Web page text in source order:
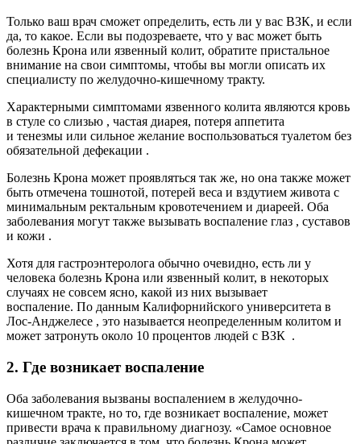
Только ваш врач сможет определить, есть ли у вас ВЗК, и если
да, то какое. Если вы подозреваете, что у вас может быть
болезнь Крона или язвенный колит, обратите пристальное
внимание на свои симптомы, чтобы вы могли описать их
специалисту по желудочно-кишечному тракту.
Характерными симптомами язвенного колита являются кровь
в стуле со слизью , частая диарея, потеря аппетита
и тенезмы или сильное желание воспользоваться туалетом без
обязательной дефекации .
Болезнь Крона может проявляться так же, но она также может
быть отмечена тошнотой, потерей веса и вздутием живота с
минимальным ректальным кровотечением и диареей. Оба
заболевания могут также вызывать воспаление глаз , суставов
и кожи .
Хотя для гастроэнтеролога обычно очевидно, есть ли у
человека болезнь Крона или язвенный колит, в некоторых
случаях не совсем ясно, какой из них вызывает
воспаление. По данным Калифорнийского университета в
Лос-Анджелесе , это называется неопределенным колитом и
может затронуть около 10 процентов людей с ВЗК .
2. Где возникает воспаление
Оба заболевания вызваны воспалением в желудочно-
кишечном тракте, но то, где возникает воспаление, может
привести врача к правильному диагнозу. «Самое основное